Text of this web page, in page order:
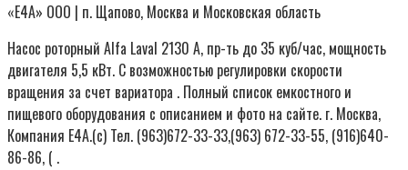
«Е4А» ООО | п. Щапово, Москва и Московская область
Насос роторный Alfa Laval 2130 A, пр-ть до 35 куб/час, мощность
двигателя 5,5 кВт. С возможностью регулировки скорости
вращения за счет вариатора . Полный список емкостного и
пищевого оборудования с описанием и фото на сайте. г. Москва,
Компания Е4А.(с) Тел. (963)672-33-33,(963) 672-33-55, (916)640-
86-86, ( .